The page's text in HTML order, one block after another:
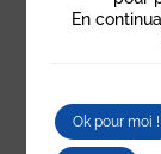
En
Ok pour moi !